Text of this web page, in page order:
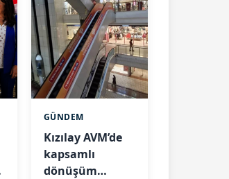
GÜNDEM
Kızılay AVM’de
kapsamlı
dönüşüm